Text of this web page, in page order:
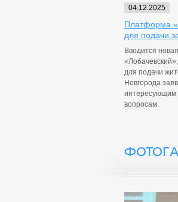
04.12.2025
Платформа
для подачи
Вводится
для подачи
Новгорода
интересующим
вопросам.